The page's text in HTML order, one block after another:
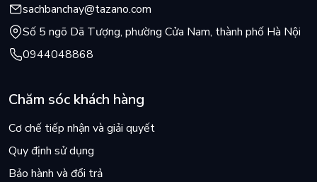
sachbanchay@tazano.com
Số 5 ngõ Dã Tượng, phường Cửa Nam, thành phố Hà Nội
0944048868
Chăm sóc khách hàng
Cơ chế tiếp nhận và giải quyết
Quy định sử dụng
Bảo hành và đổi trả